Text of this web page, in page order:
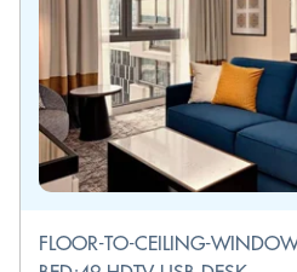
FLOOR-TO-CEILING-